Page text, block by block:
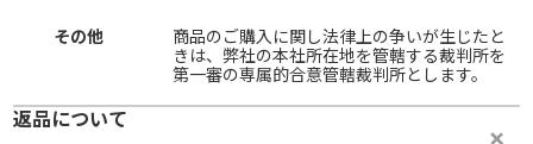
その他
商品のご購入に関し法律上の争いが生じたと
きは、弊社の本社所在地を管轄する裁判所を
第一審の専属的合意管轄裁判所とします。
返品について